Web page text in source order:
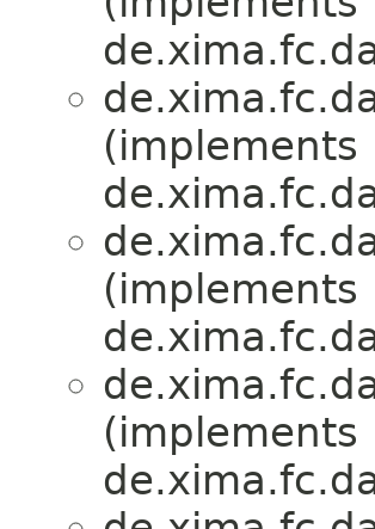
(implements
(implements
(implements